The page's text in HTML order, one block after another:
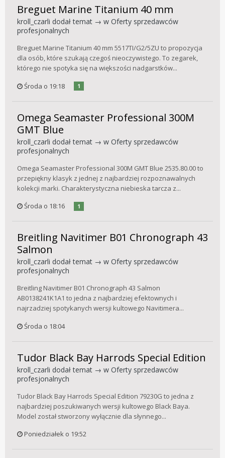
Breguet Marine Titanium 40 mm
kroll_czarli dodał temat → w Oferty sprzedawców
profesjonalnych
Breguet Marine Titanium 40 mm 5517TI/G2/5ZU to propozycja
dla osób, które szukają czegoś nieoczywistego. To zegarek,
którego nie spotyka się na większości nadgarstków...
Środa o 19:18
1
Omega Seamaster Professional 300M
GMT Blue
kroll_czarli dodał temat → w Oferty sprzedawców
profesjonalnych
Omega Seamaster Professional 300M GMT Blue 2535.80.00 to
przepiękny klasyk z jednej z najbardziej rozpoznawalnych
kolekcji marki. Charakterystyczna niebieska tarcza z...
Środa o 18:16
1
Breitling Navitimer B01 Chronograph 43
Salmon
kroll_czarli dodał temat → w Oferty sprzedawców
profesjonalnych
Breitling Navitimer B01 Chronograph 43 Salmon
AB0138241K1A1 to jedna z najbardziej efektownych i
najrzadziej spotykanych wersji kultowego Navitimera...
Środa o 18:04
Tudor Black Bay Harrods Special Edition
kroll_czarli dodał temat → w Oferty sprzedawców
profesjonalnych
Tudor Black Bay Harrods Special Edition 79230G to jedna z
najbardziej poszukiwanych wersji kultowego Black Baya.
Model został stworzony wyłącznie dla słynnego...
Poniedziałek o 19:52